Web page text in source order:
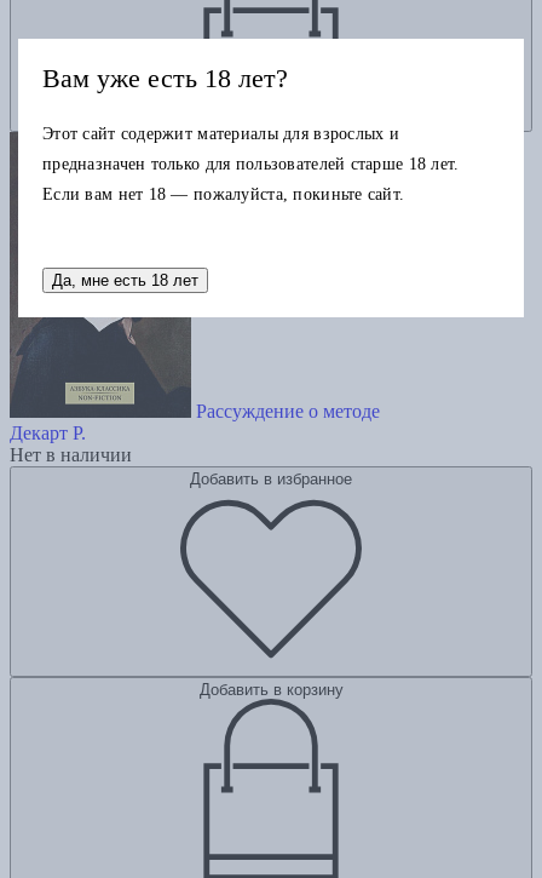
Рассуждение о методе
Декарт Р.
Нет в наличии
Добавить в избранное
Добавить в корзину
Вам уже есть 18 лет?
Этот сайт содержит материалы для взрослых и
предназначен только для пользователей старше 18 лет.
Если вам нет 18 — пожалуйста, покиньте сайт.
Да, мне есть 18 лет